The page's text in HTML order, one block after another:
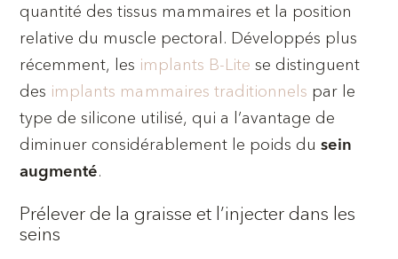
quantité des tissus mammaires et la position
relative du muscle pectoral. Développés plus
récemment, les implants B-Lite se distinguent
des implants mammaires traditionnels par le
type de silicone utilisé, qui a l’avantage de
diminuer considérablement le poids dusein
augmenté.
Prélever de la graisse et l’injecter dans les
seins